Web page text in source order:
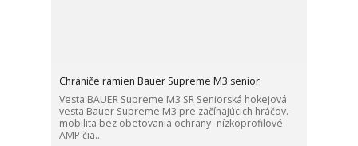
Chrániče ramien Bauer Supreme M3 senior
Vesta BAUER Supreme M3 SR Seniorská hokejová
vesta Bauer Supreme M3 pre začínajúcich hráčov.-
mobilita bez obetovania ochrany- nízkoprofilové
AMP čia...